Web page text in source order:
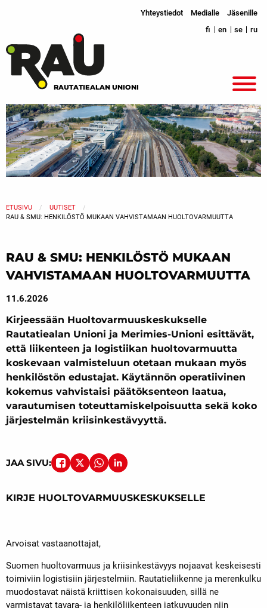
Yhteystiedot Medialle
Jäsenille
fi
en se ru
RAUTATIEALAN UNIONI
ETUSIVU
UUTISET
RAU & SMU: HENKILÖSTÖ MUKAAN VAHVISTAMAAN HUOLTOVARMUUTTA
RAU & SMU: HENKILÖSTÖ MUKAAN
VAHVISTAMAAN HUOLTOVARMUUTTA
11.6.2026
Kirjeessään Huoltovarmuuskeskukselle
Rautatiealan Unioni ja Merimies-Unioni esittävät,
että liikenteen ja logistiikan huoltovarmuutta
koskevaan valmisteluun otetaan mukaan myös
henkilöstön edustajat. Käytännön operatiivinen
kokemus vahvistaisi päätöksenteon laatua,
varautumisen toteuttamiskelpoisuutta sekä koko
järjestelmän kriisinkestävyyttä.
KIRJE HUOLTOVARMUUSKESKUKSELLE
Arvoisat vastaanottajat,
Suomen huoltovarmuus ja kriisinkestävyys nojaavat keskeisesti
toimiviin logistisiin järjestelmiin. Rautatieliikenne ja merenkulku
muodostavat näistä kriittisen kokonaisuuden, sillä ne
varmistavat tavara- ja henkilöliikenteen jatkuvuuden niin
JAA SIVU: